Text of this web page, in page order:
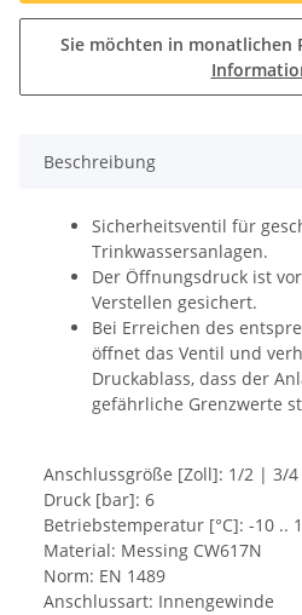
Sie möchten in monatlichen
Beschreibung
Sicherheitsventil für
Trinkwassersanlagen.
Der Öffnungsdruck ist
Verstellen gesichert.
Bei Erreichen des
öffnet das Ventil und
Druckablass, dass der
gefährliche Grenzwerte
Anschlussgröße [Zoll]: 1/2 | 3/4
Druck [bar]: 6
Betriebstemperatur [°C]: -10 ..
Material: Messing CW617N
Norm: EN 1489
Anschlussart: Innengewinde